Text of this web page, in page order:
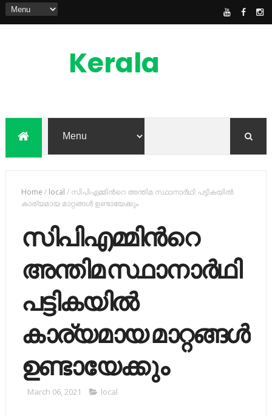
Kerala
Feed
Home / local / സിപിഎമ്മിന്‍റെ അന്തിമ സ്ഥാനാര്‍ഥി പട്ടികയില്‍
കാര്യമായ മാറ്റങ്ങള്‍ ഉണ്ടായേക്കും
സിപിഎമ്മിന്‍റെ
അന്തിമ സ്ഥാനാര്‍ഥി
പട്ടികയില്‍
കാര്യമായ മാറ്റങ്ങള്‍
ഉണ്ടായേക്കും
March 06, 2021 local